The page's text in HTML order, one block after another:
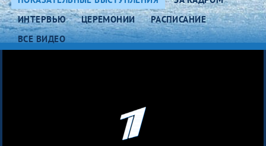
ИНТЕРВЬЮ
ЦЕРЕМОНИИ
РАСПИСАНИЕ
ВСЕ ВИДЕО